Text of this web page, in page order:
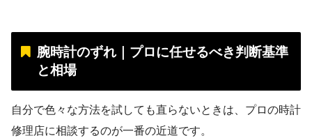
腕時計のずれ｜プロに任せるべき判断基準
と相場
自分で色々な方法を試しても直らないときは、プロの時計
修理店に相談するのが一番の近道です。